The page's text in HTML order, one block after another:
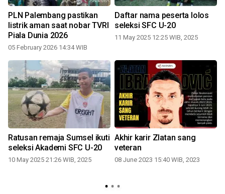
PLN Palembang pastikan
listrik aman saat nobar TVRI
Piala Dunia 2026
05 February 2026 14:34 WIB
Daftar nama peserta lolos
seleksi SFC U-20
11 May 2025 12:25 WIB, 2025
Ratusan remaja Sumsel ikuti
seleksi Akademi SFC U-20
10 May 2025 21:26 WIB, 2025
Akhir karir Zlatan sang
veteran
08 June 2023 15:40 WIB, 2023